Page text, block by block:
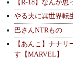
【R-18】なんか
やる夫に異世界転
巴さんNTRもの
【あんこ】ナナ
す【MARVEL】